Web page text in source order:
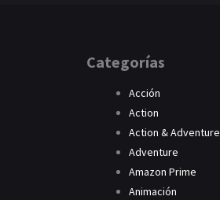
Categorías
Acción
Action
Action & Adventure
Adventure
Amazon Prime
Animación